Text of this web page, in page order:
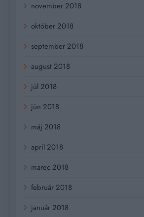
november 2018
október 2018
september 2018
august 2018
júl 2018
jún 2018
máj 2018
apríl 2018
marec 2018
február 2018
január 2018